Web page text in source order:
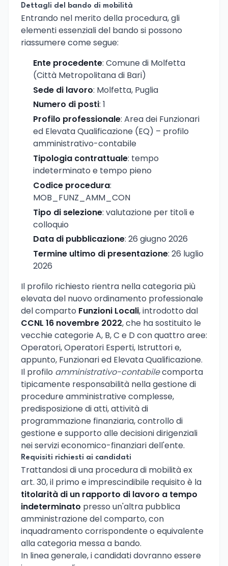
Dettagli del bando di mobilità
Entrando nel merito della procedura, gli
elementi essenziali del bando si possono
riassumere come segue:
Ente procedente: Comune di Molfetta
(Città Metropolitana di Bari)
Sede di lavoro: Molfetta, Puglia
Numero di posti: 1
Profilo professionale: Area dei Funzionari
ed Elevata Qualificazione (EQ) – profilo
amministrativo-contabile
Tipologia contrattuale: tempo
indeterminato e tempo pieno
Codice procedura:
MOB_FUNZ_AMM_CON
Tipo di selezione: valutazione per titoli e
colloquio
Data di pubblicazione: 26 giugno 2026
Termine ultimo di presentazione: 26 luglio
2026
Il profilo richiesto rientra nella categoria più
elevata del nuovo ordinamento professionale
del comparto Funzioni Locali, introdotto dal
CCNL 16 novembre 2022, che ha sostituito le
vecchie categorie A, B, C e D con quattro aree:
Operatori, Operatori Esperti, Istruttori e,
appunto, Funzionari ed Elevata Qualificazione.
Il profilo amministrativo-contabilecomporta
tipicamente responsabilità nella gestione di
procedure amministrative complesse,
predisposizione di atti, attività di
programmazione finanziaria, controllo di
gestione e supporto alle decisioni dirigenziali
nei servizi economico-finanziari dell'ente.
Requisiti richiesti ai candidati
Trattandosi di una procedura di mobilità ex
art. 30, il primo e imprescindibile requisito è la
titolarità di un rapporto di lavoro a tempo
indeterminato presso un'altra pubblica
amministrazione del comparto, con
inquadramento corrispondente o equivalente
alla categoria messa a bando.
In linea generale, i candidati dovranno essere